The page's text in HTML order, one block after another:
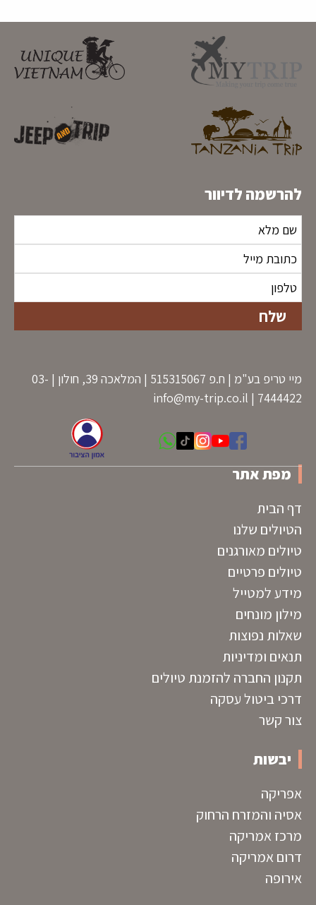
להרשמה לדיוור
מיי טריפ בע"מ | ח.פ 515315067 | המלאכה 39, חולון | 03-
7444422 |
info@my-trip.co.il
מפת אתר
דף הבית
הטיולים שלנו
טיולים מאורגנים
טיולים פרטיים
מידע למטייל
מילון מונחים
שאלות נפוצות
תנאים ומדיניות
תקנון החברה להזמנת טיולים
דרכי ביטול עסקה
צור קשר
יבשות
אפריקה
אסיה והמזרח הרחוק
מרכז אמריקה
דרום אמריקה
אירופה